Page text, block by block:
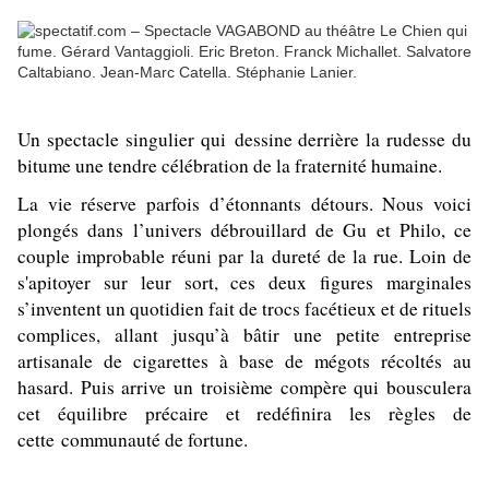
Un spectacle singulier qui dessine derrière la rudesse du
bitume une tendre célébration de la fraternité humaine.
La vie réserve parfois d’étonnants détours. Nous voici
plongés dans l’univers débrouillard de Gu et Philo, ce
couple improbable réuni par la dureté de la rue. Loin de
s'apitoyer sur leur sort, ces deux figures marginales
s’inventent un quotidien fait de trocs facétieux et de rituels
complices, allant jusqu’à bâtir une petite entreprise
artisanale de cigarettes à base de mégots récoltés au
hasard. Puis arrive un troisième compère qui bousculera
cet équilibre précaire et redéfinira les règles de
cette communauté de fortune.